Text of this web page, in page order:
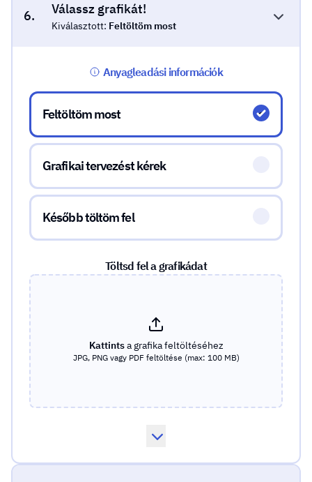
6. Válassz grafikát!
Kiválasztott: Feltöltöm most
Anyagleadási információk
Válassz grafikát!
Feltöltöm most
Grafikai tervezést kérek
Később töltöm fel
Töltsd fel a grafikádat
Kattintsa grafika feltöltéséhez
JPG, PNG vagy PDF feltöltése (max: 100 MB)